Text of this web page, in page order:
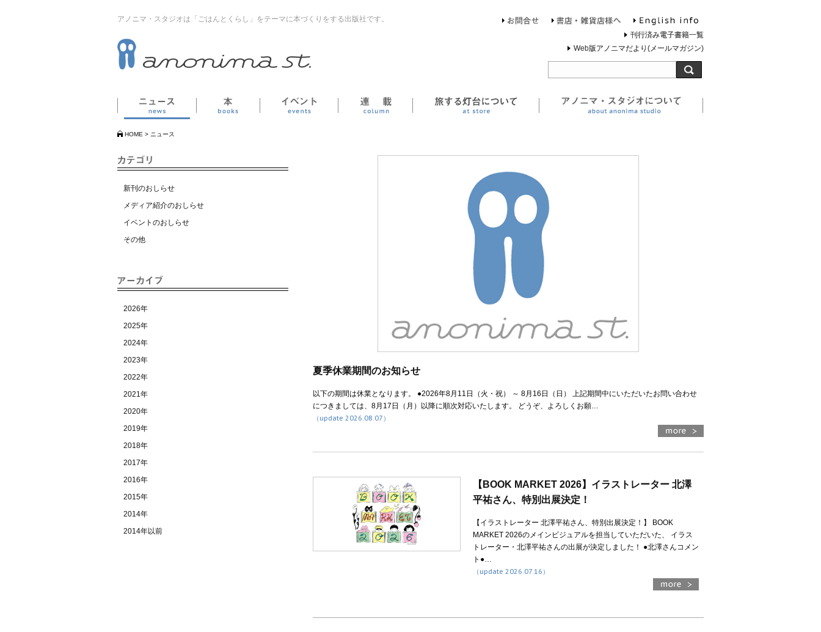
アノニマ・スタジオは「ごはんとくらし」をテーマに本づくりをする出版社です。
ニュース 本 イベント 連載 旅する灯台について
お問合せ 書店・雑貨店様へ
刊行済み電子書籍一覧
Web版アノニマだより(メールマガジン)
HOME > ニュース
新刊のおしらせ
メディア紹介のおしらせ
イベントのおしらせ
その他
2026年
2025年
2024年
2023年
2022年
2021年
2020年
2019年
2018年
2017年
2016年
2015年
2014年
2014年以前
夏季休業期間のお知らせ
以下の期間は休業となります。 ●2026年8月11日（火・祝） ～ 8月16日（日） 上記期間中にいただいたお問い合わせ
につきましては、8月17日（月）以降に順次対応いたします。 どうぞ、よろしくお願…
（update 2026.08.07）
【BOOK MARKET 2026】イラストレーター 北澤
平祐さん、特別出展決定！
【イラストレーター 北澤平祐さん、特別出展決定！】 BOOK
MARKET 2026のメインビジュアルを担当していただいた、 イラス
トレーター・北澤平祐さんの出展が決定しました！ ●北澤さんコメン
ト●…
（update 2026.07.16）